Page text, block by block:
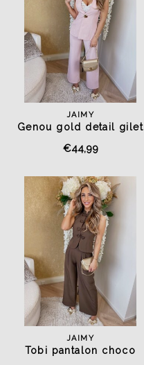
JAIMY
Genou gold detail gilet
€44,99
JAIMY
Tobi pantalon choco